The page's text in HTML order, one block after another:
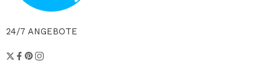
24/7 ANGEBOTE